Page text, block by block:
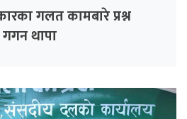
गलत कामबारे प्रश्न
थापा